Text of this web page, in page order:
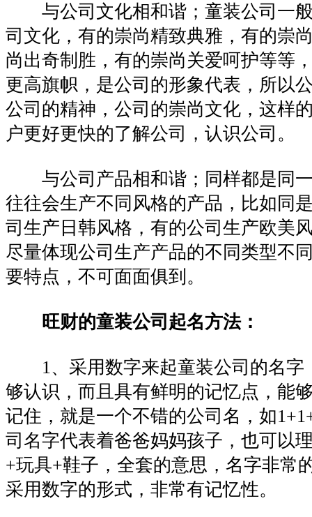
与公司文化相和谐；童装公司一般
司文化，有的崇尚精致典雅，有的崇
尚出奇制胜，有的崇尚关爱呵护等等
更高旗帜，是公司的形象代表，所以
公司的精神，公司的崇尚文化，这样
户更好更快的了解公司，认识公司。
与公司产品相和谐；同样都是同一
往往会生产不同风格的产品，比如同
司生产日韩风格，有的公司生产欧美
尽量体现公司生产产品的不同类型不
要特点，不可面面俱到。
旺财的童装公司起名方法：
1、采用数字来起童装公司的名字
够认识，而且具有鲜明的记忆点，能
记住，就是一个不错的公司名，如
司名字代表着爸爸妈妈孩子，也可以
+玩具+鞋子，全套的意思，名字非常
采用数字的形式，非常有记忆性。